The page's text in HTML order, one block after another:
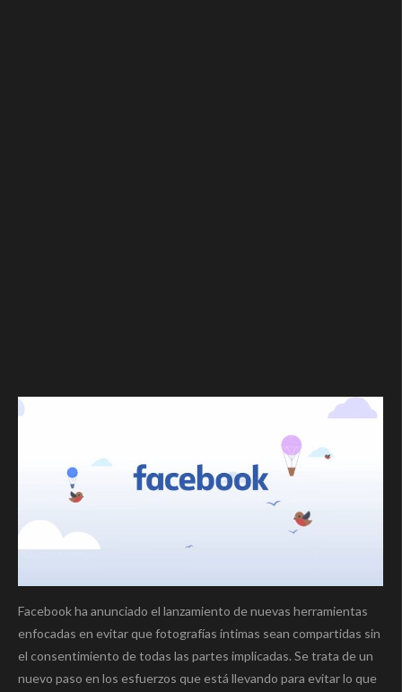
Facebook ha anunciado el lanzamiento de nuevas herramientas
enfocadas en evitar que fotografías íntimas sean compartidas sin
el consentimiento de todas las partes implicadas. Se trata de un
nuevo paso en los esfuerzos que está llevando para evitar lo que